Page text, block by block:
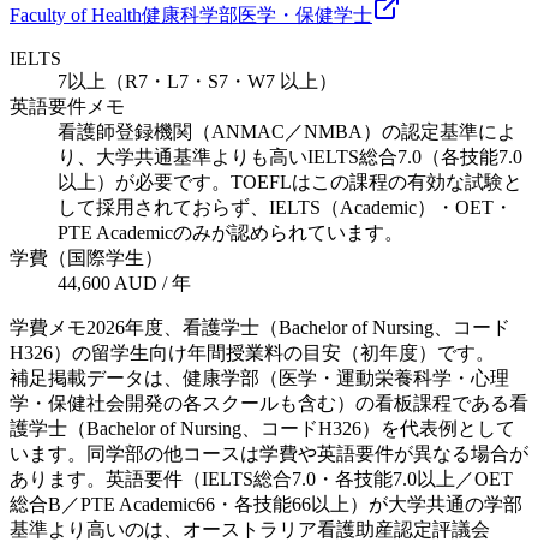
Faculty of Health健康科学部医学・保健学士
IELTS
7以上（R7・L7・S7・W7 以上）
英語要件メモ
看護師登録機関（ANMAC／NMBA）の認定基準によ
り、大学共通基準よりも高いIELTS総合7.0（各技能7.0
以上）が必要です。TOEFLはこの課程の有効な試験と
して採用されておらず、IELTS（Academic）・OET・
PTE Academicのみが認められています。
学費（国際学生）
44,600 AUD / 年
学費メモ2026年度、看護学士（Bachelor of Nursing、コード
H326）の留学生向け年間授業料の目安（初年度）です。
補足掲載データは、健康学部（医学・運動栄養科学・心理
学・保健社会開発の各スクールも含む）の看板課程である看
護学士（Bachelor of Nursing、コードH326）を代表例として
います。同学部の他コースは学費や英語要件が異なる場合が
あります。英語要件（IELTS総合7.0・各技能7.0以上／OET
総合B／PTE Academic66・各技能66以上）が大学共通の学部
基準より高いのは、オーストラリア看護助産認定評議会